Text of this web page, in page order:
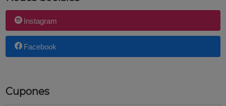
Instagram
Facebook
Cupones